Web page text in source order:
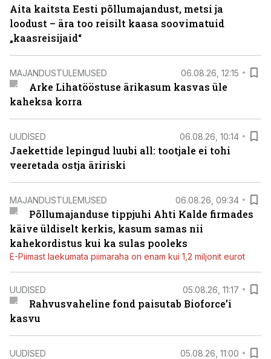
Aita kaitsta Eesti põllumajandust, metsi ja
loodust – ära too reisilt kaasa soovimatuid
„kaasreisijaid“
MAJANDUSTULEMUSED 06.08.26, 12:15
Arke Lihatööstuse ärikasum kasvas üle
kaheksa korra
UUDISED 06.08.26, 10:14
Jaekettide lepingud luubi all: tootjale ei tohi
veeretada ostja äririski
MAJANDUSTULEMUSED 06.08.26, 09:34
Põllumajanduse tippjuhi Ahti Kalde firmades
käive üldiselt kerkis, kasum samas nii
kahekordistus kui ka sulas pooleks
E-Piimast laekumata piimaraha on enam kui 1,2 miljonit eurot
UUDISED 05.08.26, 11:17
Rahvusvaheline fond paisutab Bioforce’i
kasvu
UUDISED 05.08.26, 11:00